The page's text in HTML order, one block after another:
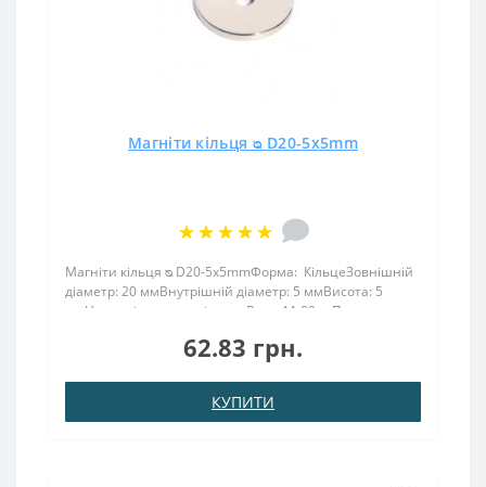
Магніти кільця ᴓ D20-5x5mm
Магніти кільця ᴓ D20-5x5mmФорма: КільцеЗовнішній
діаметр: 20 ммВнутрішній діаметр: 5 ммВисота: 5
ммНамагнічення: аксіальнеВага: 11,00 грПоверх.
.: 6,500 кгТемпература використання: до 8..
62.83 грн.
КУПИТИ